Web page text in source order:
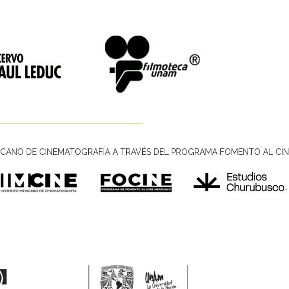
DE CINEMATOGRAFÍA A TRAVÉS DEL PROGRAMA FOMENTO AL